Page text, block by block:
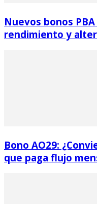
Nuevos bonos
rendimiento y
Bono AO29:
que paga flujo